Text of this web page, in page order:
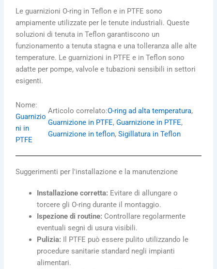
Le guarnizioni O-ring in Teflon e in PTFE sono
ampiamente utilizzate per le tenute industriali. Queste
soluzioni di tenuta in Teflon garantiscono un
funzionamento a tenuta stagna e una tolleranza alle alte
temperature. Le guarnizioni in PTFE e in Teflon sono
adatte per pompe, valvole e tubazioni sensibili in settori
esigenti.
Nome:
Guarnizio
ni in
PTFE
Articolo correlato:O-ring ad alta temperatura,
Guarnizione in PTFE, Guarnizione in PTFE,
Guarnizione in teflon, Sigillatura in Teflon
Suggerimenti per l'installazione e la manutenzione
Installazione corretta: Evitare di allungare o
torcere gli O-ring durante il montaggio.
Ispezione di routine: Controllare regolarmente
eventuali segni di usura visibili.
Pulizia: Il PTFE può essere pulito utilizzando le
procedure sanitarie standard negli impianti
alimentari.